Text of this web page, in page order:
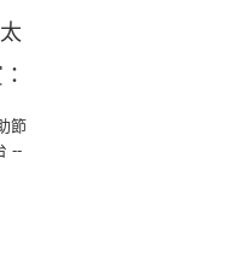
節
--